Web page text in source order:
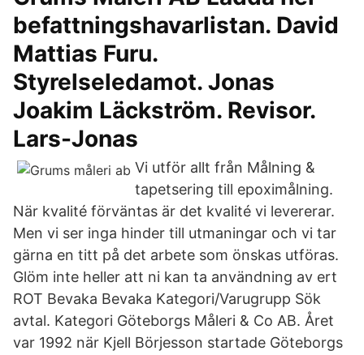
befattningshavarlistan. David
Mattias Furu.
Styrelseledamot. Jonas
Joakim Läckström. Revisor.
Lars-Jonas
Vi utför allt från Målning &
tapetsering till epoximålning.
När kvalité förväntas är det kvalité vi levererar.
Men vi ser inga hinder till utmaningar och vi tar
gärna en titt på det arbete som önskas utföras.
Glöm inte heller att ni kan ta användning av ert
ROT Bevaka Bevaka Kategori/Varugrupp Sök
avtal. Kategori Göteborgs Måleri & Co AB. Året
var 1992 när Kjell Börjesson startade Göteborgs